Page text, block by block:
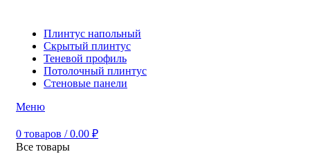
Плинтус напольный
Скрытый плинтус
Теневой профиль
Потолочный плинтус
Стеновые панели
Меню
0 товаров / 0.00 ₽
Все товары